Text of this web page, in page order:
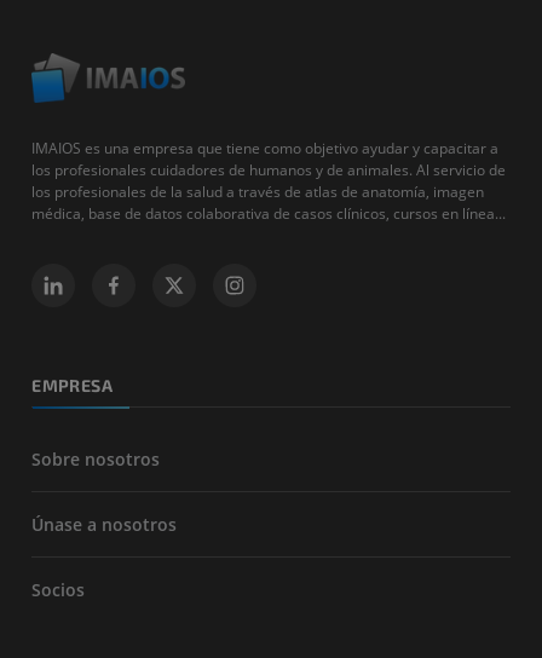
IMAIOS es una empresa que tiene como objetivo ayudar y capacitar a
los profesionales cuidadores de humanos y de animales. Al servicio de
los profesionales de la salud a través de atlas de anatomía, imagen
médica, base de datos colaborativa de casos clínicos, cursos en línea...
EMPRESA
Sobre nosotros
Únase a nosotros
Socios